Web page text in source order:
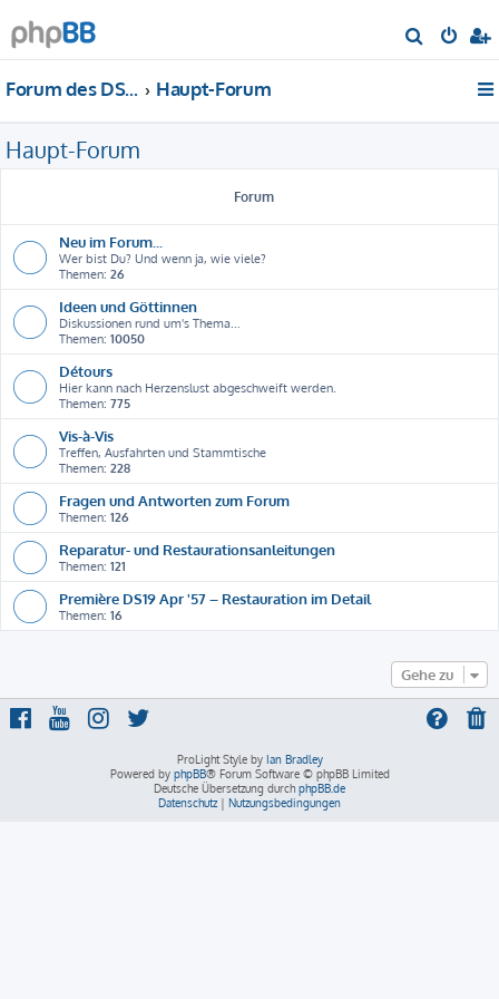
u
Forum des DS-Club Deutschland e.V. Haupt-Forum
Haupt-Forum
Forum
Neu im Forum...
Wer bist Du? Und wenn ja, wie viele?
Themen: 26
Ideen und Göttinnen
Diskussionen rund um's Thema...
Themen: 10050
Détours
Hier kann nach Herzenslust abgeschweift werden.
Themen: 775
Vis-à-Vis
Treffen, Ausfahrten und Stammtische
Themen: 228
Fragen und Antworten zum Forum
Themen: 126
Reparatur- und Restaurationsanleitungen
Themen: 121
Première DS19 Apr '57 – Restauration im Detail
Themen: 16
Gehe zu
ProLight Style by Ian Bradley
Powered by phpBB® Forum Software © phpBB Limited
Deutsche Übersetzung durch phpBB.de
Datenschutz | Nutzungsbedingungen